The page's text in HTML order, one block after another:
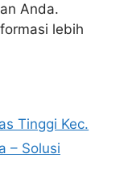
Anda.
lebih
Tinggi Kec.
– Solusi